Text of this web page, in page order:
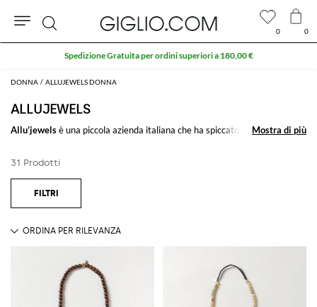
DONNA ALLUJEWELS DONNA
ALLUJEWELS
Allu’jewelsè una piccola azienda italiana che ha spiccato il volo dopo
Vedi tuttoALLUJEWELS
Mostra di più
Mostra di più
31 Prodotti
0 0
Cerca
Spedizione Gratuita per ordini superiori a 180,00 €